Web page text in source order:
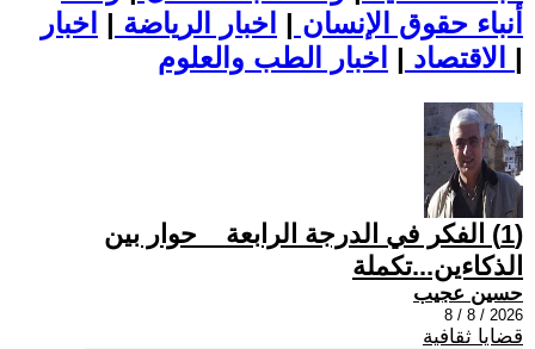
أنباء حقوق الإنسان | اخبار الرياضة | اخبار
الاقتصاد | |
(1) الفكر في الدرجة الرابعة _ حوار بين
الذكاءين...تكملة
حسين عجيب
2026 / 8 / 8
قضايا ثقافية